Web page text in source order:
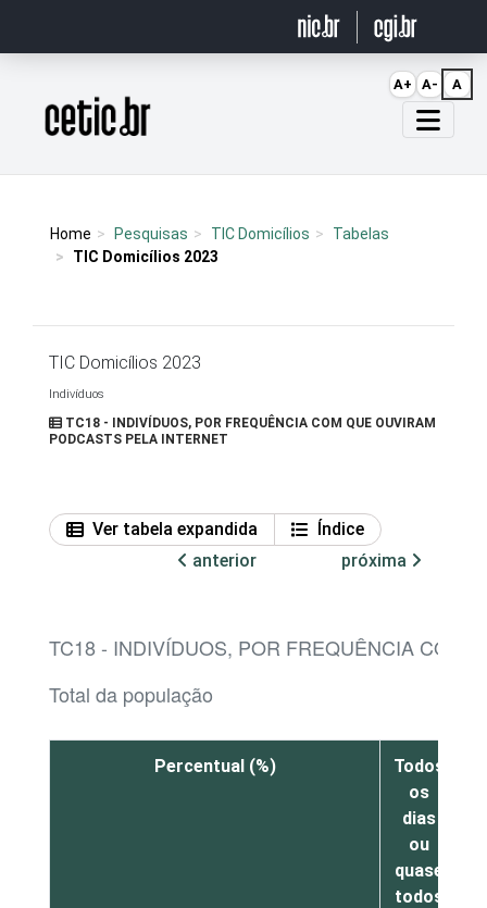
Página inicial
Home Pesquisas TIC Domicílios
Tabelas
TIC Domicílios 2023
TIC Domicílios 2023
Indivíduos
TC18 - INDIVÍDUOS, POR FREQUÊNCIA COM QUE OUVIRAM
PODCASTS PELA INTERNET
Ver tabela expandida
Índice
anterior
próxima
TC18 - INDIVÍDUOS, POR FREQUÊNCIA COM
Total da população
Percentual (%)
Todos
os
dias
ou
quase
todos
A+ A- A